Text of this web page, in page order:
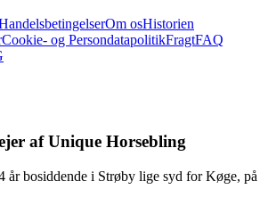
Om osHistorien
Cookie- og PersondatapolitikFragtFAQ
af Unique Horsebling
år bosiddende i Strøby lige syd for Køge, på